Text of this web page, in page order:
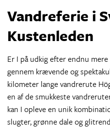
Vandreferie i
Kustenleden
Er I på udkig efter endnu
gennem krævende og
kilometer lange vandrerute
en af de smukkeste
kan I opleve en unik
slugter, grønne dale og